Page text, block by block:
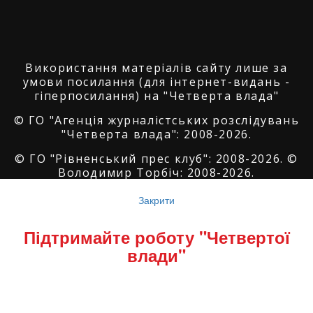
Використання матеріалів сайту лише за
умови посилання (для інтернет-видань -
гіперпосилання) на "Четверта влада"
© ГО "Агенція журналістських розслідувань
"Четверта влада": 2008-2026.
© ГО "Рівненський прес клуб": 2008-2026. ©
Володимир Торбіч: 2008-2026.
SoftGroup
Reserved
Закрити
Підтримайте роботу "Четвертої
влади"